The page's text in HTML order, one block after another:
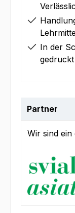
In der
gedruckt
Partner
Wir sind ein